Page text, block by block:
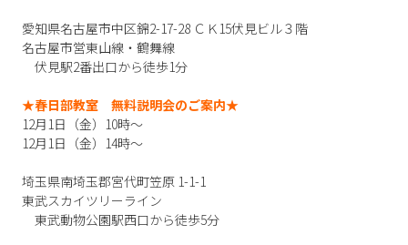
愛知県名古屋市中区錦2-17-28 ＣＫ15伏見ビル３階
名古屋市営東山線・鶴舞線
伏見駅2番出口から徒歩1分
★春日部教室 無料説明会のご案内★
12月1日（金） 10時～
12月1 日（金） 14時～
埼玉県南埼玉郡宮代町笠原 1-1-1
東武スカイツリーライン
東武動物公園駅西口から徒歩5分